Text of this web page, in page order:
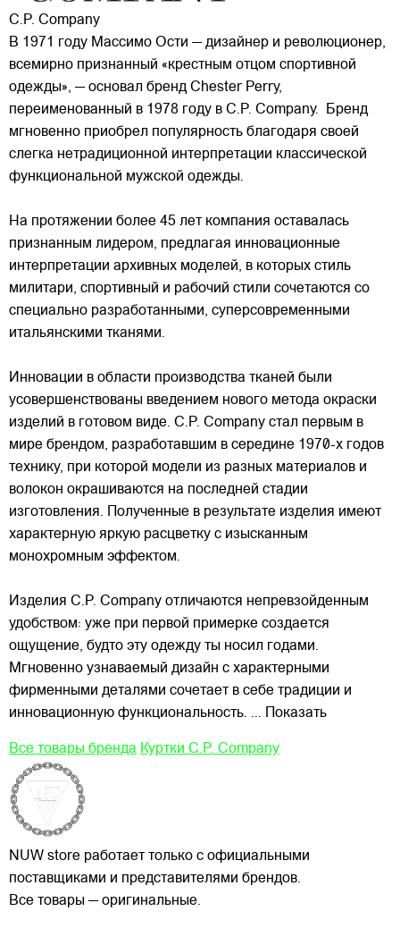
C.P. Company
В 1971 году Массимо Ости — дизайнер и революционер,
всемирно признанный «крестным отцом спортивной
одежды», — основал бренд Chester Perry,
переименованный в 1978 году в C.P. Company. Бренд
мгновенно приобрел популярность благодаря своей
слегка нетрадиционной интерпретации классической
функциональной мужской одежды.
На протяжении более 45 лет компания оставалась
признанным лидером, предлагая инновационные
интерпретации архивных моделей, в которых стиль
милитари, спортивный и рабочий стили сочетаются со
специально разработанными, суперсовременными
итальянскими тканями.
Инновации в области производства тканей были
усовершенствованы введением нового метода окраски
изделий в готовом виде. C.P. Company стал первым в
мире брендом, разработавшим в середине 1970-х годов
технику, при которой модели из разных материалов и
волокон окрашиваются на последней стадии
изготовления. Полученные в результате изделия имеют
характерную яркую расцветку с изысканным
монохромным эффектом.
Изделия C.P. Company отличаются непревзойденным
удобством: уже при первой примерке создается
ощущение, будто эту одежду ты носил годами.
Мгновенно узнаваемый дизайн с характерными
фирменными деталями сочетает в себе традиции и
инновационную функциональность. ... Показать
Все товары бренда Куртки C.P. Company
NUW store работает только с официальными
поставщиками и представителями брендов.
Все товары — оригинальные.